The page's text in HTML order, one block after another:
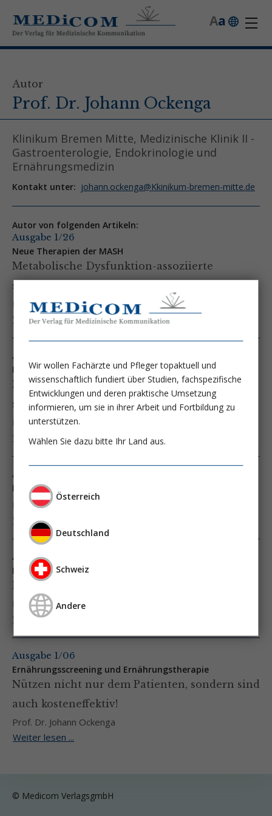
a
A
Autor
Prof. Dr. Johann Ockenga
Klinikum Bremen Mitte, Medizinische Klinik II -
Gastroenterologie, Endokrinologie und
Ernährungsmedizin
Kontakt unter: johann.ockenga@Kkinikum-bremen-mitte.de
Autor von folgenden Artikeln:
Ausgabe 1/26
Neue Therapien der MASH
Metabolische Dysfunktion-assoziierte
steatotische Lebererkrankung
Prof. Dr. Johann Ockenga
Weiter lesen ...
Ausgabe 4/24
Neue Therapien der MASH
Metabolische Dysfunktion-assoziierte
steatotische Lebererkrankung
Prof. Dr. Johann Ockenga
Weiter lesen ...
Ausgabe 4/11
Ernährungsmedizin am Klinikum Bremen-Mitte
Prof. Dr. Johann Ockenga
Weiter lesen ...
Ausgabe 2/06
Enterale Ernährung bei akuter Pankreatitis:
Reicht eine nasogastrale Sonde?
Prof. Dr. Johann Ockenga
Weiter lesen ...
Ausgabe 1/06
Ernährungsscreening und Ernährungstherapie
Nützen nicht nur dem Patienten, sondern sind
auch kosteneffektiv!
Prof. Dr. Johann Ockenga
Weiter lesen ...
© Medicom VerlagsgmbH
Wir wollen Fachärzte und Pfleger topaktuell und
wissenschaftlich fundiert über Studien, fachspezifische
Entwicklungen und deren praktische Umsetzung
informieren, um sie in ihrer Arbeit und Fortbildung zu
unterstützen.
Wählen Sie dazu bitte Ihr Land aus.
Österreich
Deutschland
Schweiz
Andere